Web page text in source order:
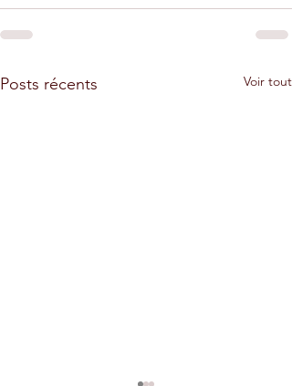
Posts récents Voir tout